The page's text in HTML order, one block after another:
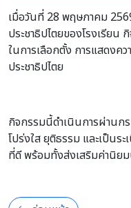
เมื่อวันที่ 28 พฤษภาคม
ประชาธิปไตยของโรงเรียน
ในการเลือกตั้ง การแสดงค
ประชาธิปไตย
กิจกรรมนี้ดำเนินการผ่านก
โปร่งใส ยุติธรรม และเป็น
ที่ดี พร้อมทั้งส่งเสริมค่านิย